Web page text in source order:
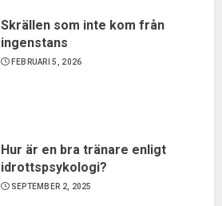
Skrällen som inte kom från
ingenstans
FEBRUARI 5, 2026
Hur är en bra tränare enligt
idrottspsykologi?
SEPTEMBER 2, 2025